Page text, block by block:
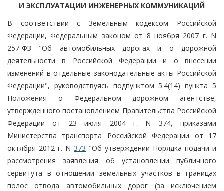
И ЭКСПЛУАТАЦИИ ИНЖЕНЕРНЫХ КОММУНИКАЦИЙ
В соответствии с Земельным кодексом Российской
Федерации, Федеральным законом от 8 ноября 2007 г. N
257-ФЗ "Об автомобильных дорогах и о дорожной
деятельности в Российской Федерации и о внесении
изменений в отдельные законодательные акты Российской
Федерации", руководствуясь подпунктом 5.4(14) пункта 5
Положения о Федеральном дорожном агентстве,
утвержденного постановлением Правительства Российской
Федерации от 23 июля 2004 г. N 374, приказами
Министерства транспорта Российской Федерации от 17
октября 2012 г. N 373 "Об утверждении Порядка подачи и
рассмотрения заявления об установлении публичного
сервитута в отношении земельных участков в границах
полос отвода автомобильных дорог (за исключением